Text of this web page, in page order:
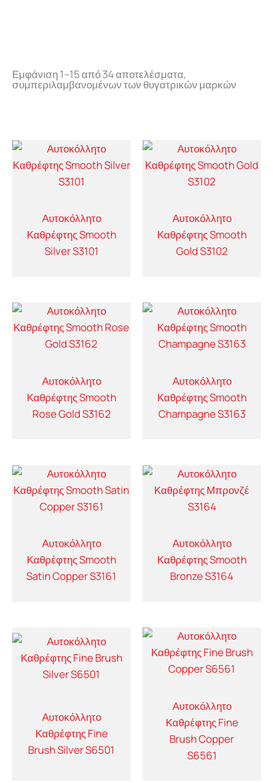
Εμφάνιση 1–15 από 34 αποτελέσματα,
συμπεριλαμβανομένων των θυγατρικών μαρκών
Αυτοκόλλητο
Καθρέφτης Smooth
Silver S3101
Αυτοκόλλητο
Καθρέφτης Smooth
Gold S3102
Αυτοκόλλητο
Καθρέφτης Smooth
Rose Gold S3162
Αυτοκόλλητο
Καθρέφτης Smooth
Champagne S3163
Αυτοκόλλητο
Καθρέφτης Smooth
Satin Copper S3161
Αυτοκόλλητο
Καθρέφτης Smooth
Bronze S3164
Αυτοκόλλητο
Καθρέφτης Fine
Brush Silver S6501
Αυτοκόλλητο
Καθρέφτης Fine
Brush Copper
S6561